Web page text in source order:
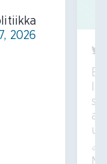
2026(Ulkoinen
🔗